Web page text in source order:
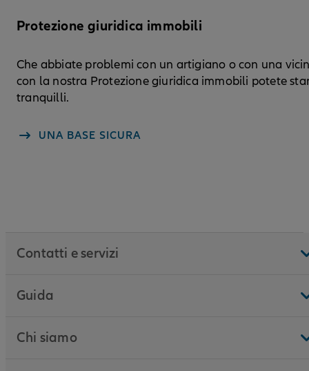
Protezione giuridica immobili
Che abbiate problemi con un artigiano o con una
con la nostra Protezione giuridica immobili potete
tranquilli.
UNA BASE SICURA
Contatti e servizi
Guida
Chi siamo